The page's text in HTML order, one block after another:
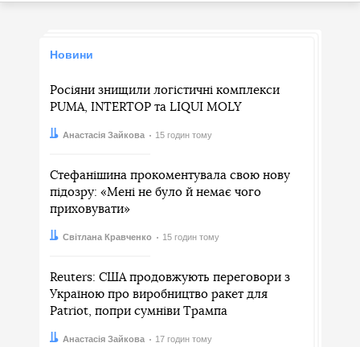
Новини
Росіяни знищили логістичні комплекси
PUMA, INTERTOP та LIQUI MOLY
Автор:Анастасія Зайкова
Дата: 15 годин тому
Стефанішина прокоментувала свою нову
підозру: «Мені не було й немає чого
приховувати»
Автор:
Світлана Кравченко
Дата: 15 годин тому
Reuters: США продовжують переговори з
Україною про виробництво ракет для
Patriot, попри сумніви Трампа
Автор:Анастасія Зайкова
Дата: 17 годин тому